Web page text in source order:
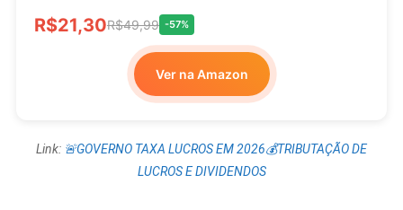
R$21,30R$49,99 -57%
Ver na Amazon
Link: 🚨GOVERNO TAXA LUCROS EM 2026💰TRIBUTAÇÃO DE
LUCROS E DIVIDENDOS